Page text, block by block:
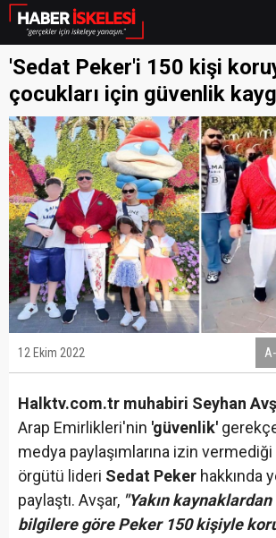
'Sedat Peker'i 150 kişi
çocukları için güvenlik
12 Ekim 2022 A-
Halktv.com.tr muhabiri Seyhan
Arap Emirlikleri'nin 'güvenlik'
medya paylaşımlarına izin
örgütü lideri Sedat Peker hakkında
paylaştı. Avşar, "Yakın
bilgilere göre Peker 150 kişiyle